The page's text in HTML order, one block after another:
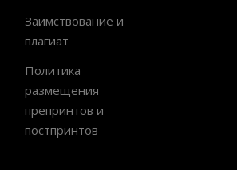
Заимствование и
плагиат
Политика
размещения
препринтов и
постпринтов